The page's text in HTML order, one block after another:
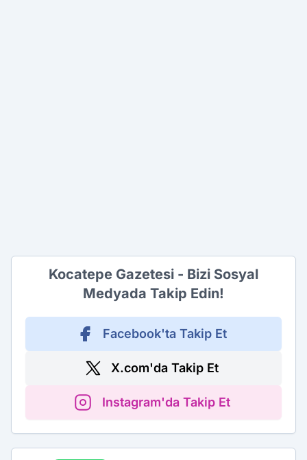
Kocatepe Gazetesi - Bizi Sosyal
Medyada Takip Edin!
Facebook'ta Takip Et
X.com'da Takip Et
Instagram'da Takip Et